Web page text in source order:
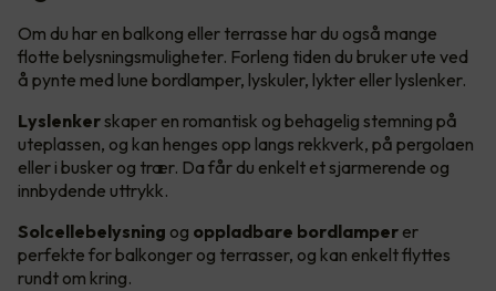
Om du har en balkong eller terrasse har du også mange
flotte belysningsmuligheter. Forleng tiden du bruker ute ved
å pynte med lune bordlamper, lyskuler, lykter eller lyslenker.
Lyslenkerskaper en romantisk og behagelig stemning på
uteplassen, og kan henges opp langs rekkverk, på pergolaen
eller i busker og trær. Da får du enkelt et sjarmerende og
innbydende uttrykk.
Solcellebelysning og oppladbare bordlamper er
perfekte for balkonger og terrasser, og kan enkelt flyttes
rundt om kring.